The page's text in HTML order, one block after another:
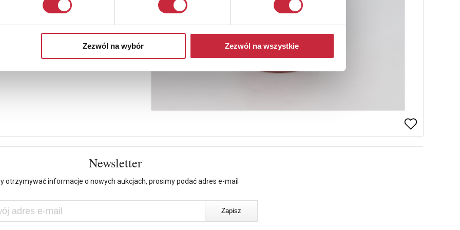
Zezwól na wybór Zezwól na wszystkie
Newsletter
otrzymywać informacje o nowych aukcjach, prosimy podać adres e-mail